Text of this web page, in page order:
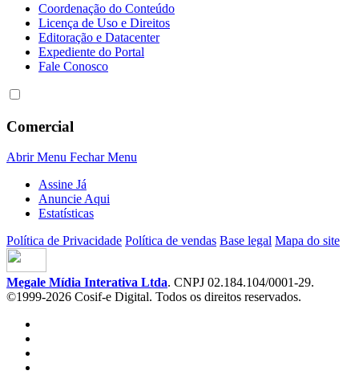
Coordenação do Conteúdo
Licença de Uso e Direitos
Editoração e Datacenter
Expediente do Portal
Fale Conosco
Comercial
Abrir Menu Fechar Menu
Assine Já
Anuncie Aqui
Estatísticas
Política de Privacidade Política de vendas Base legal Mapa do site
Megale Mídia Interativa Ltda. CNPJ 02.184.104/0001-29.
©1999-2026 Cosif-e Digital. Todos os direitos reservados.